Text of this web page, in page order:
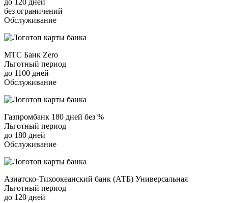
без ограничений
Обслуживание
МТС Банк Zero
Льготный период
до 1100 дней
Обслуживание
Газпромбанк 180 дней без %
Льготный период
до 180 дней
Обслуживание
Азиатско-Тихоокеанский банк (АТБ) Универсальная
Льготный период
до 120 дней